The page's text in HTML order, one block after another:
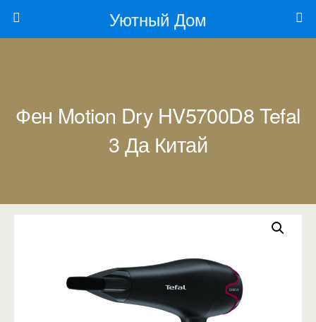
Уютный Дом
Фен Motion Dry HV5700D8 Tefal
3 Да Китай